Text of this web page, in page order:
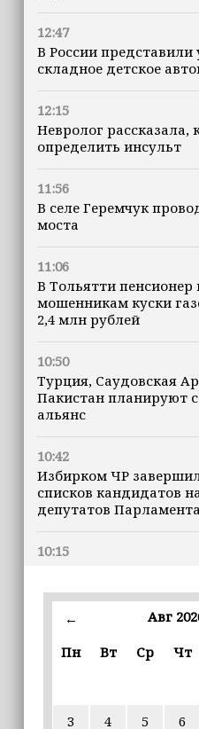
12:47
В России представили
складное детское
12:15
Невролог рассказала,
определить инсульт
11:56
В селе Геремчук
моста
11:06
В Тольятти пенсионер
мошенникам куски
2,4 млн рублей
10:50
Турция, Саудовская
Пакистан планируют
альянс
10:42
Избирком ЧР
списков кандидатов
депутатов
10:15
Апты Алаудинов:
приближаются к
09:52
← Авг
Пн
Вт Ср Чт
3
4 5 6